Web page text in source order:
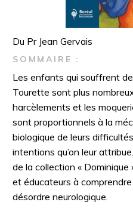
Du Pr Jean Gervais
SOMMAIRE :
Les enfants qui souffrent
Tourette sont plus
harcèlements et les
sont proportionnels à la
biologique de leurs
intentions qu’on leur
de la collection « Dominique
et éducateurs à
désordre neurologique.